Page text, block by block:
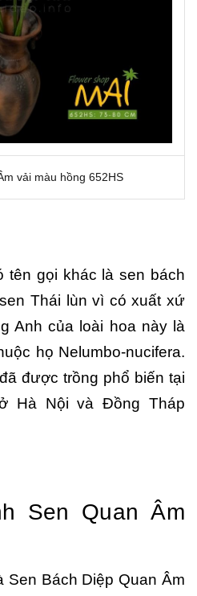
vải màu hồng 652HS
tên gọi khác là sen bách
Thái lùn vì có xuất xứ
Anh của loài hoa này là
họ Nelumbo-nucifera.
được trồng phổ biến tại
Hà Nội và Đồng Tháp
Sen Quan Âm
Sen Bách Diệp Quan Âm